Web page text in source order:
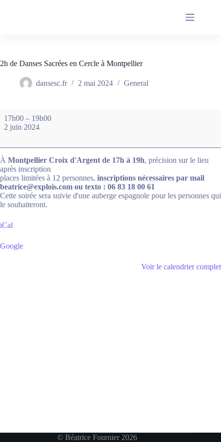
2h de Danses Sacrées en Cercle à Montpellier
dansesc.fr 2 mai 2024 General
2h
de
Danses
en
Cercle
à
Montpellier
17h00 – 19h00
2 juin 2024
À Montpellier Croix d'Argent de 17h à 19h, précision sur le lieu
après inscription
places limitées à 12 personnes, inscriptions nécessaires par mail
beatrice@explois.com ou texto : 06 83 18 00 61
Cette soirée sera suivie d'une auberge espagnole pour les personnes qui
le souhaiteront.
iCal
Google
Voir le calendrier complet
© Béatrice Fournier 2026